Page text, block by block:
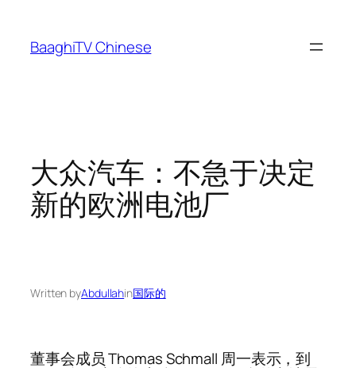
content
BaaghiTV Chinese
大众汽车：不急于决定
新的欧洲电池厂
Written byAbdullahin国际的
董事会成员 Thomas Schmall 周一表示，到